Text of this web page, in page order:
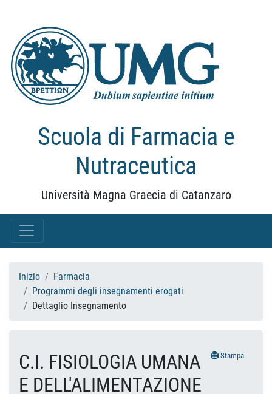
Scuola di Farmacia e
Nutraceutica
Università Magna Graecia di Catanzaro
Inizio
Farmacia
Programmi degli insegnamenti erogati
Dettaglio Insegnamento
Stampa
C.I. FISIOLOGIA UMANA
E DELL'ALIMENTAZIONE